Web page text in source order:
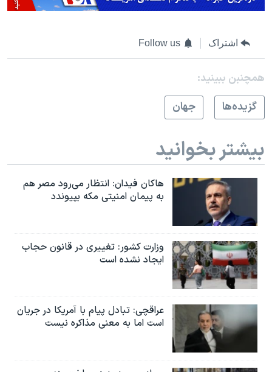
اشتراک Follow us
همچنبن ببینید:
گزيده‌ها
جهان
بیشتر بخوانید
هاکان فیدان: انتظار می‌رود مصر هم
به پیمان امنیتی مکه بپیوندد
وزارت کشور: تغییری در قانون حجاب
ایجاد نشده است
عراقچی: تبادل پیام با آمریکا در جریان
است اما به معنی مذاکره نیست